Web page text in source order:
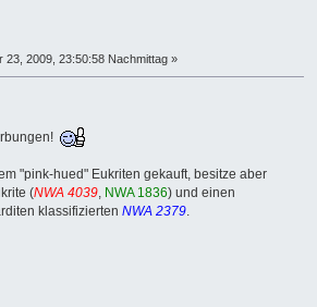
23, 2009, 23:50:58 Nachmittag »
"pink-hued" Eukriten gekauft, besitze aber
(NWA 4039, NWA 1836) und einen
klassifizierten NWA 2379.